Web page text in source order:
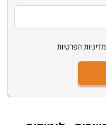
הפרטיות